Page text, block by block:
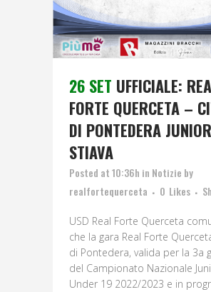
26 SET UFFICIALE:
FORTE QUERCETA –
DI PONTEDERA
STIAVA
Posted at 10:36h in Notizie by
realfortequerceta
0 Likes
USD Real Forte Querceta
che la gara Real Forte
di Pontedera, valida per la 3a
del Campionato Nazionale
Under 19 2022/2023 e in